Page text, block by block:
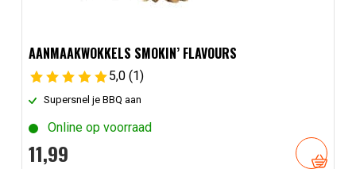
AANMAAKWOKKELS SMOKIN’ FLAVOURS
5,0 (1)
Supersnel je BBQ aan
Online op voorraad
11,99